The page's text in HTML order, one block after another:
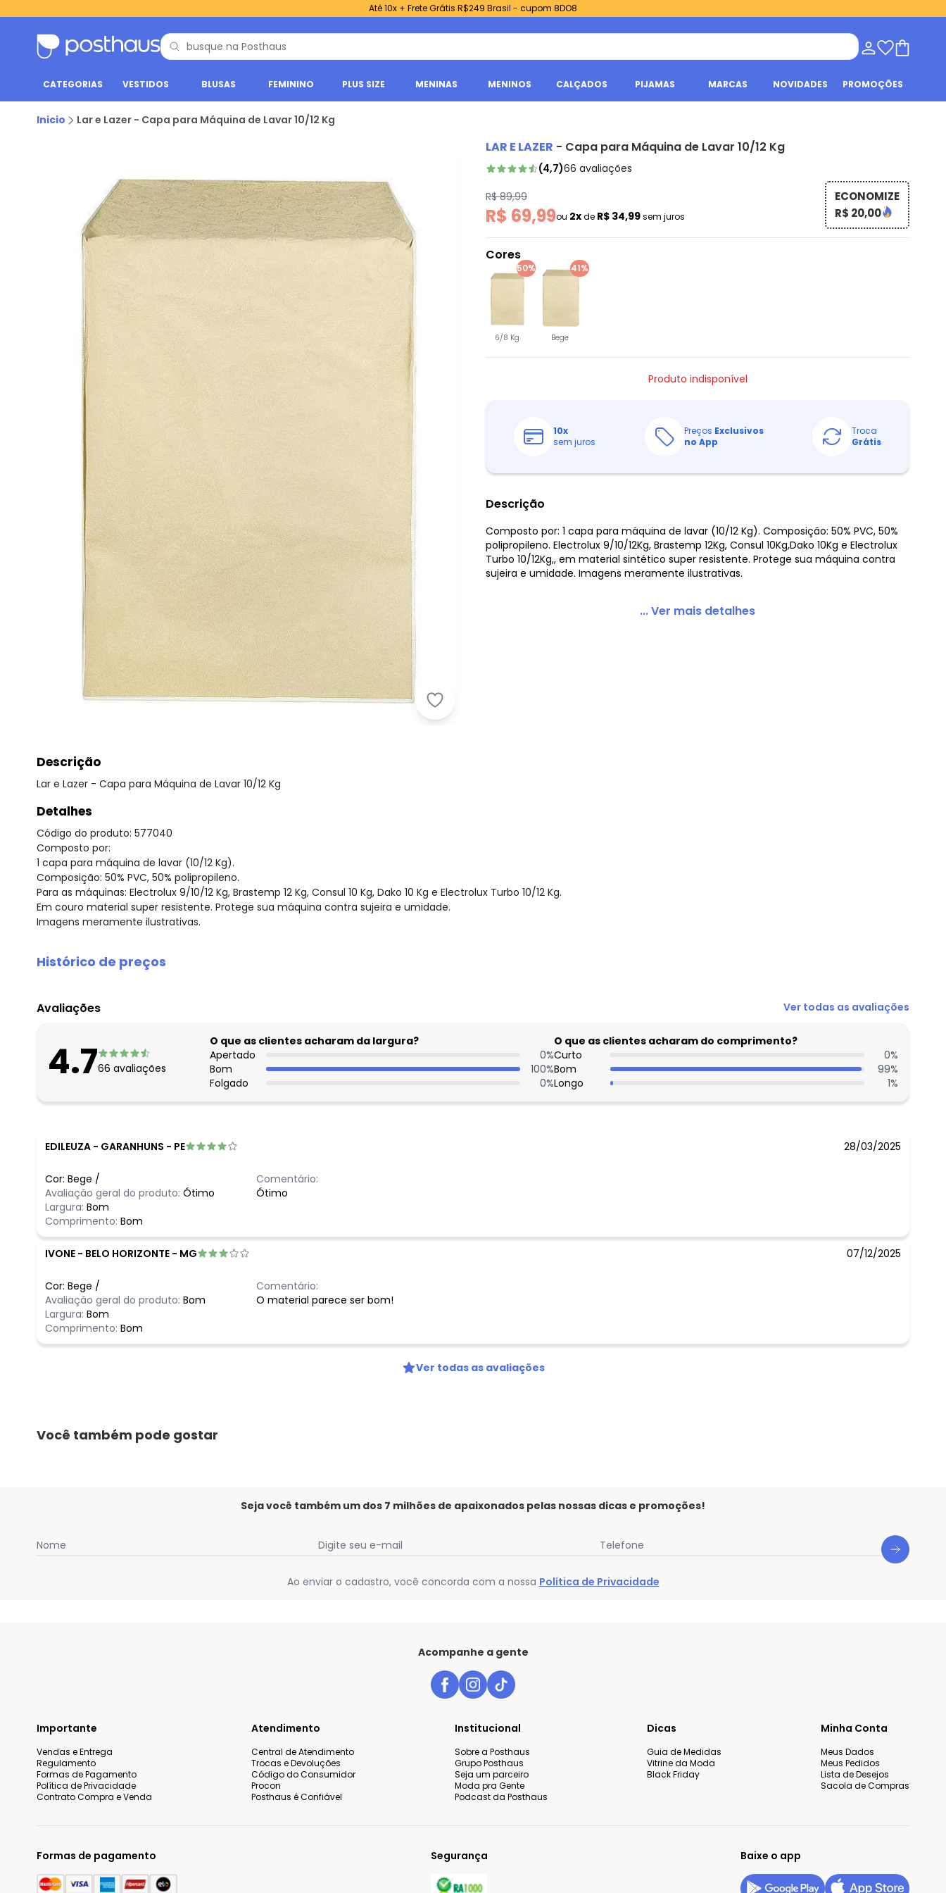
Até 10x + Frete Grátis R$249 Brasil - cupom 8DO8
CATEGORIAS VESTIDOS BLUSAS FEMININO PLUS SIZE MENINAS MENINOS CALÇADOS PIJAMAS MARCAS NOVIDADES PROMOÇÕES
Inicio Lar e Lazer - Capa para Máquina de Lavar 10/12 Kg
Lar e Lazer - Capa para Máquina de Lavar 10/12 Kg
LAR E LAZER - Capa para Máquina de Lavar 10/12 Kg
(4,7)66 avaliações
R$ 89,99
R$ 69,99ou 2xde R$ 34,99sem juros
ECONOMIZE
R$ 20,00
Cores
50%
6/8 Kg
41%
Bege
Produto indisponível
10x
sem juros
Preços Exclusivos
no App
Troca
Grátis
Descrição
Composto por: 1 capa para máquina de lavar (10/12 Kg). Composição: 50% PVC, 50%
polipropileno. Electrolux 9/10/12Kg, Brastemp 12Kg, Consul 10Kg,Dako 10Kg e Electrolux
Turbo 10/12Kg,, em material sintético super resistente. Protege sua máquina contra
sujeira e umidade. Imagens meramente ilustrativas.
... Ver mais detalhes
Descrição
Lar e Lazer - Capa para Máquina de Lavar 10/12 Kg
Detalhes
Código do produto: 577040
Composto por:
1 capa para máquina de lavar (10/12 Kg).
Composição: 50% PVC, 50% polipropileno.
Para as máquinas: Electrolux 9/10/12 Kg, Brastemp 12 Kg, Consul 10 Kg, Dako 10 Kg e Electrolux Turbo 10/12 Kg.
Em couro material super resistente. Protege sua máquina contra sujeira e umidade.
Imagens meramente ilustrativas.
Histórico de preços
agosto/2026
N/D*
maio/2026 N/D*
abril/2026 N/D*
N/D*
fevereiro/2026 N/D*
Avaliações Ver todas as avaliações
4.766 avaliações
O que as clientes acharam da largura?
Apertado
0%
Bom
100%
Folgado
0%
O que as clientes acharam do comprimento?
Curto
0%
Bom
99%
Longo
1%
EDILEUZA - GARANHUNS - PE 28/03/2025
Cor: Bege /
Avaliação geral do produto: Ótimo
Largura: Bom
Comprimento: Bom
Comentário:
Ótimo
IVONE - BELO HORIZONTE - MG 07/12/2025
Cor: Bege /
Avaliação geral do produto: Bom
Largura: Bom
Comprimento: Bom
Comentário:
O material parece ser bom!
Ver todas as avaliações
Você também pode gostar
Seja você também um dos 7 milhões de apaixonados pelas nossas dicas e promoções!
Nome Digite seu e-mail Telefone
Ao enviar o cadastro, você concorda com a nossa Política de Privacidade
Acompanhe a gente
Importante
Vendas e Entrega
Regulamento
Formas de Pagamento
Política de Privacidade
Contrato Compra e Venda
Atendimento
Central de Atendimento
Trocas e Devoluções
Código do Consumidor
Procon
Posthaus é Confiável
Institucional
Sobre a Posthaus
Grupo Posthaus
Seja um parceiro
Moda pra Gente
Podcast da Posthaus
Dicas
Guia de Medidas
Vitrine da Moda
Black Friday
Minha Conta
Meus Dados
Meus Pedidos
Lista de Desejos
Sacola de Compras
Formas de pagamento Segurança Baixe o app